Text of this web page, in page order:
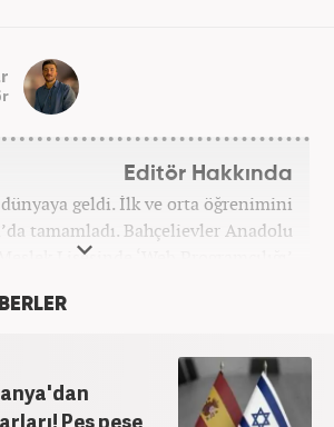
Editör Hakkında
geldi. İlk ve orta öğrenimini
tamamladı. Bahçelievler Anadolu
Lisesinde ‘Web Programcılığı’
‘Yeni Medya ve Gazetecilik’
attı. 13 yıllık profesyonel meslek
içerik ve muhabirlik de dahil olmak
gündem, dünya, ekonomi, spor
Peş peşe